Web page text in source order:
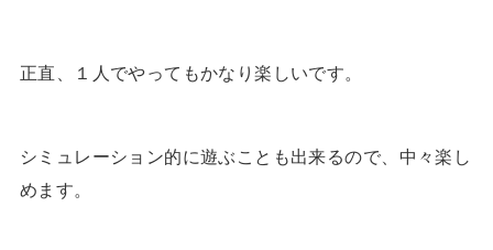
正直、１人でやってもかなり楽しいです。
シミュレーション的に遊ぶことも出来るので、中々楽し
めます。